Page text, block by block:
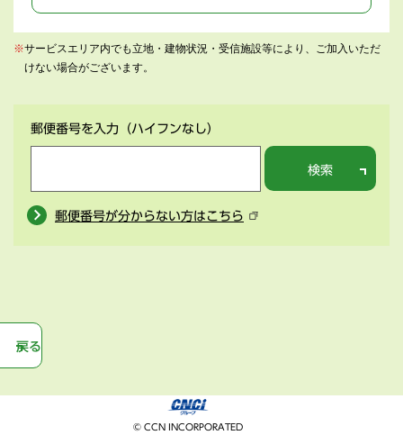
※サービスエリア内でも立地・建物状況・受信施設等により、ご加入いただ
けない場合がございます。
郵便番号を入力 （ハイフンなし）
検索
郵便番号が分からない方はこちら
戻る
© CCN INCORPORATED